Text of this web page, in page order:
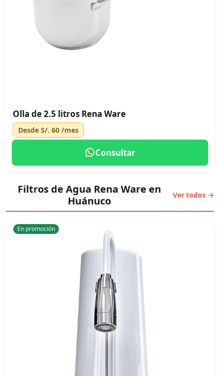
Olla de 2.5 litros Rena Ware
Desde S/. 60 /mes
Consultar
Filtros de Agua Rena Ware en
Huánuco
Ver todos →
En promoción